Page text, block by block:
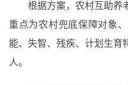
根据方案，农村互助养
重点为农村兜底保障对象
能、失智、残疾、计划生育
人。